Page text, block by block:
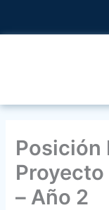
Posición
– Año 2